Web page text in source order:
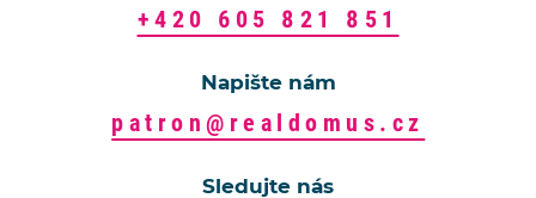
+420 605 821 851
Napište nám
patron@realdomus.cz
Sledujte nás